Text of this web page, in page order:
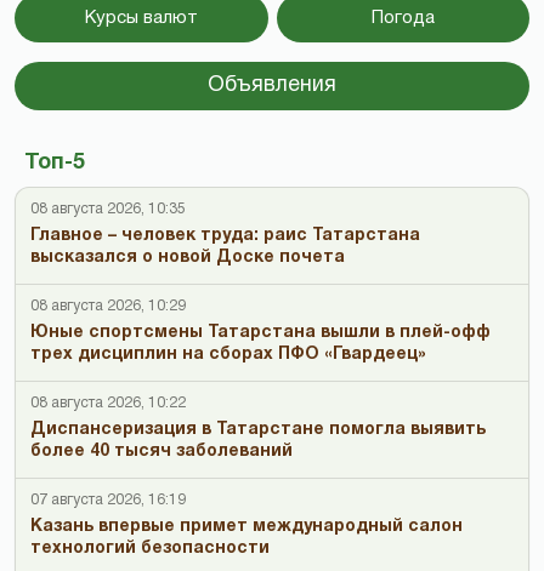
Курсы валют Погода
Объявления
Топ-5
08 августа 2026, 10:35
Главное – человек труда: раис Татарстана
высказался о новой Доске почета
08 августа 2026, 10:29
Юные спортсмены Татарстана вышли в плей-офф
трех дисциплин на сборах ПФО «Гвардеец»
08 августа 2026, 10:22
Диспансеризация в Татарстане помогла выявить
более 40 тысяч заболеваний
07 августа 2026, 16:19
Казань впервые примет международный салон
технологий безопасности